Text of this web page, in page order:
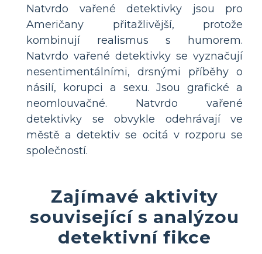
Natvrdo vařené detektivky jsou pro
Američany přitažlivější, protože
kombinují realismus s humorem.
Natvrdo vařené detektivky se vyznačují
nesentimentálními, drsnými příběhy o
násilí, korupci a sexu. Jsou grafické a
neomlouvačné. Natvrdo vařené
detektivky se obvykle odehrávají ve
městě a detektiv se ocitá v rozporu se
společností.
Zajímavé aktivity
související s analýzou
detektivní fikce